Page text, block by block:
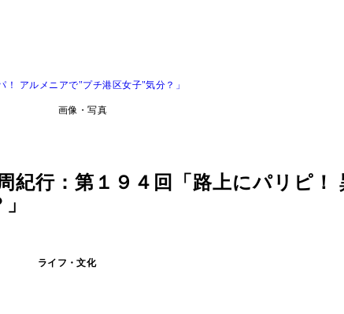
アルメニアで"プチ港区女子"気分？」
画像・写真
紀行：第１９４回「路上にパリピ！
ライフ・文化